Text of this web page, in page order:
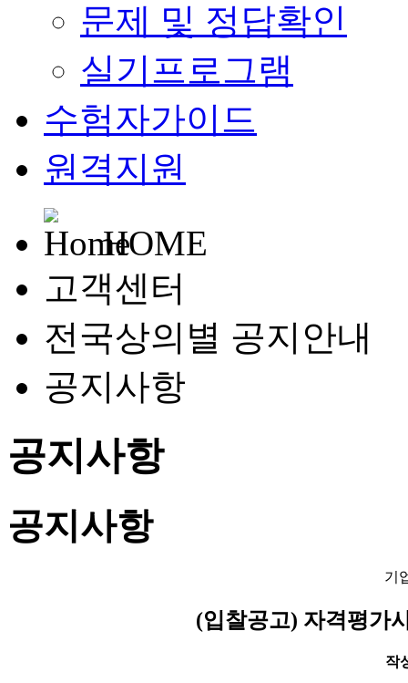
문제 및 정답확인
실기프로그램
수험자가이드
원격지원
HOME
고객센터
전국상의별 공지안내
공지사항
공지사항
공지사항
기
(입찰공고) 자격평가
작